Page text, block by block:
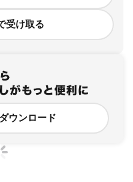
受け取る
ウンロード